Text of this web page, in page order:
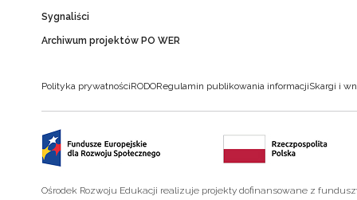
Sygnaliści
Archiwum projektów PO WER
Polityka prywatnościRODORegulamin publikowania informacjiSkargi i
Ośrodek Rozwoju Edukacji realizuje projekty dofinansowane z